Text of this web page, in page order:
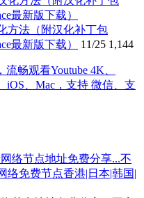
方法（附汉化补丁包
最新版下载）
11/25 1,144